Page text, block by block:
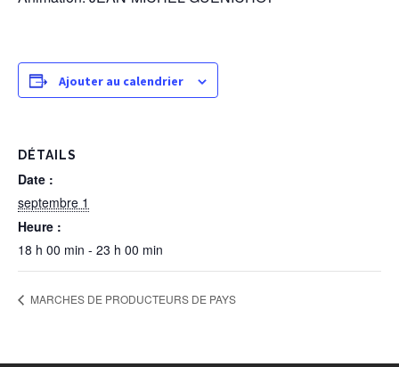
Ajouter au calendrier
DÉTAILS
Date :
septembre 1
Heure :
18 h 00 min - 23 h 00 min
MARCHES DE PRODUCTEURS DE PAYS